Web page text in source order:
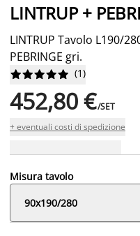
LINTRUP +
LINTRUP Tavolo L190/
PEBRINGE gri.





 (1)
452,80 €/SET
+ eventuali costi di spedizione
Misura tavolo
90x190/280